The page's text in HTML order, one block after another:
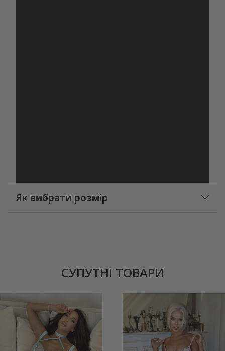
Як вибрати розмір
СУПУТНІ ТОВАРИ